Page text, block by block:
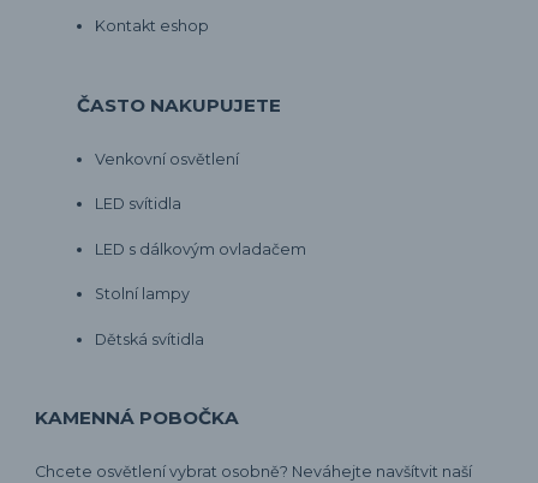
Kontakt eshop
ČASTO NAKUPUJETE
Venkovní osvětlení
LED svítidla
LED s dálkovým ovladačem
Stolní lampy
Dětská svítidla
KAMENNÁ POBOČKA
Chcete osvětlení vybrat osobně? Neváhejte navšítvit naší